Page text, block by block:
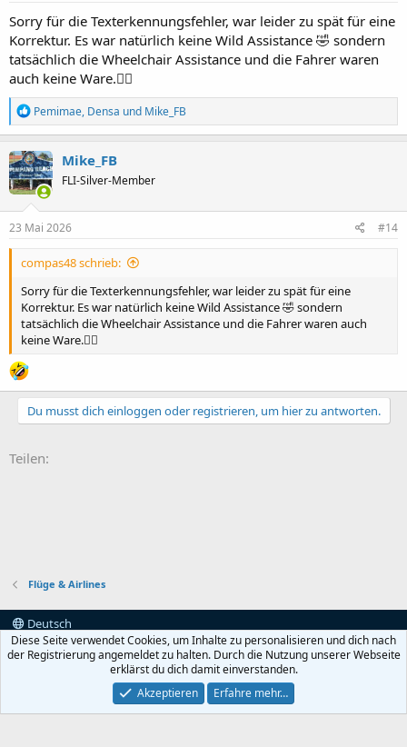
:
Sorry für die Texterkennungsfehler, war leider zu spät für eine
Korrektur. Es war natürlich keine Wild Assistance 🤣 sondern
tatsächlich die Wheelchair Assistance und die Fahrer waren
auch keine Ware.🤦‍♂️
R
e
a
k
t
i
o
n
e
Pemimae, Densa und Mike_FB
Mike_FB
FLI-Silver-Member
23 Mai 2026 #14
compas48 schrieb:
Sorry für die Texterkennungsfehler, war leider zu spät für eine
Korrektur. Es war natürlich keine Wild Assistance 🤣 sondern
tatsächlich die Wheelchair Assistance und die Fahrer waren auch
keine Ware.🤦‍♂️
Du musst dich einloggen oder registrieren, um hier zu antworten.
Teilen:
Flüge & Airlines
Deutsch
Kontakt
Nutzungsbedingungen
Datenschutz
Hilfe und Impressum
Start
Community platform by XenForo® © 2010-2022 XenForo Ltd.
Diese Seite verwendet Cookies, um Inhalte zu personalisieren und dich nach
der Registrierung angemeldet zu halten. Durch die Nutzung unserer Webseite
erklärst du dich damit einverstanden.
Akzeptieren
Erfahre mehr…